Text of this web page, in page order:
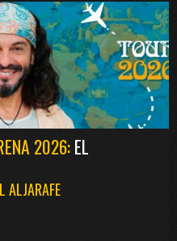
2026:EL
ALJARAFE